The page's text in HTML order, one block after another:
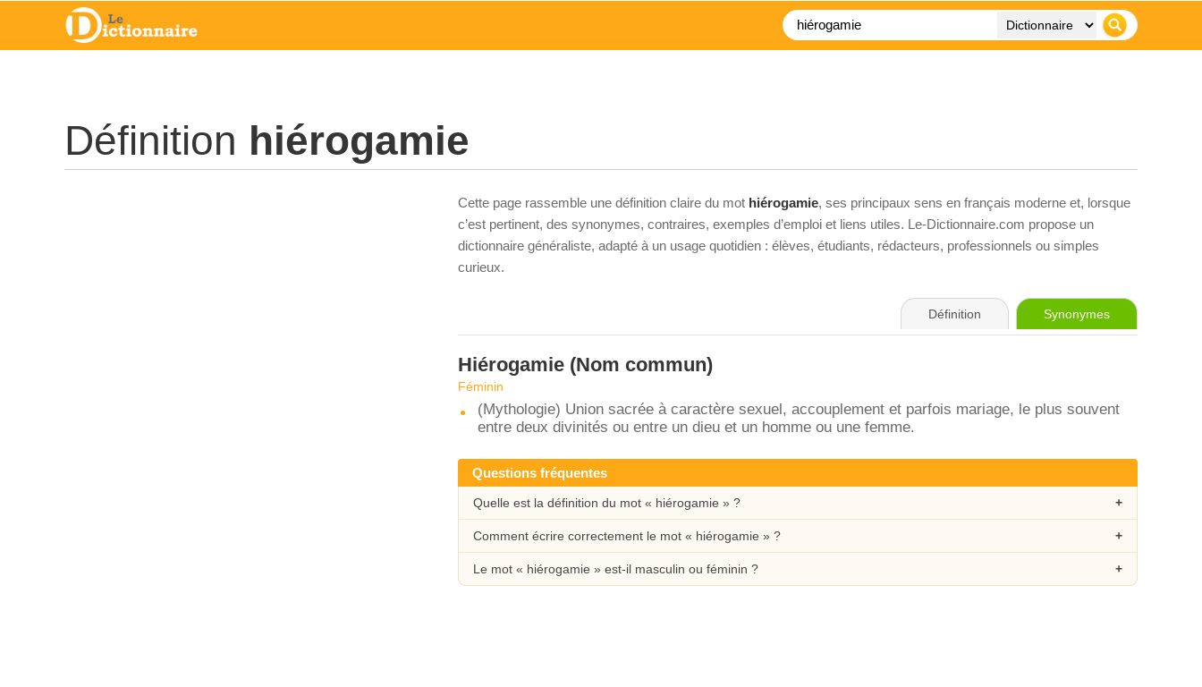
Définition hiérogamie
Cette page rassemble une définition claire du mot hiérogamie, ses principaux sens en français moderne et, lorsque
c’est pertinent, des synonymes, contraires, exemples d’emploi et liens utiles. Le-Dictionnaire.com propose un
dictionnaire généraliste, adapté à un usage quotidien : élèves, étudiants, rédacteurs, professionnels ou simples
curieux.
Définition Synonymes
Hiérogamie (Nom commun)
Féminin
(Mythologie) Union sacrée à caractère sexuel, accouplement et parfois mariage, le plus souvent
entre deux divinités ou entre un dieu et un homme ou une femme.
Questions fréquentes
Quelle est la définition du mot « hiérogamie » ?
Comment écrire correctement le mot « hiérogamie » ?
Le mot « hiérogamie » est-il masculin ou féminin ?